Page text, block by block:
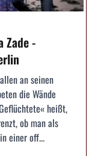
Zade -
an seinen
die Wände
heißt,
ob man als
einer off...